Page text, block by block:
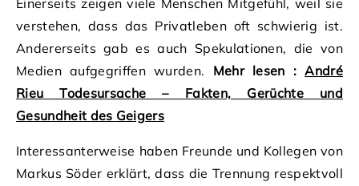
verstehen, dass das Privatleben oft schwierig ist.
Andererseits gab es auch Spekulationen, die von
Medien aufgegriffen wurden. Mehr lesen :André
Rieu Todesursache – Fakten, Gerüchte und
Gesundheit des Geigers
Interessanterweise haben Freunde und Kollegen von
Markus Söder erklärt, dass die Trennung respektvoll